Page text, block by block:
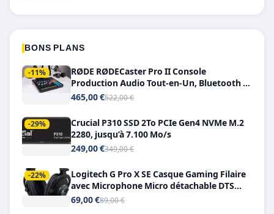
BONS PLANS
-11%
RØDE RØDECaster Pro II Console
Production Audio Tout-en-Un, Bluetooth et
Double USB-C
465,00 €522,00 €
-29%
Crucial P310 SSD 2To PCIe Gen4 NVMe M.2
2280, jusqu’à 7.100 Mo/s
249,00 €349,00 €
-22%
Logitech G Pro X SE Casque Gaming Filaire
avec Microphone Micro détachable DTS
Headphone X 7.1
69,00 €89,00 €